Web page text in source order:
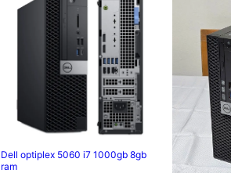
Dell optiplex 5060 i7 1000gb 8gb
ram